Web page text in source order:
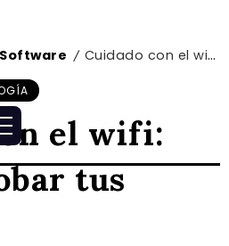
Software / Cuidado con el wifi: podrían robar tus datos
el wifi:
tus